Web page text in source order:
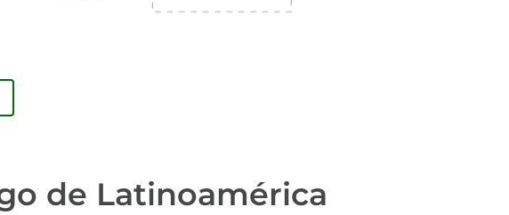
de Latinoamérica